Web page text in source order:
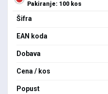
Pakiranje: 100 kos
Šifra
EAN koda
Dobava
Cena / kos
Popust